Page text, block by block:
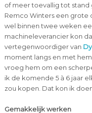
of meer toevallig tot stand
Remco Winters een grote
wel binnen twee weken
machineleverancier kon
vertegenwoordiger van
moment langs en met
vroeg hem om een
ik de komende 5 à 6 jaar
zou kopen. Dat kon ik
Gemakkelijk werken